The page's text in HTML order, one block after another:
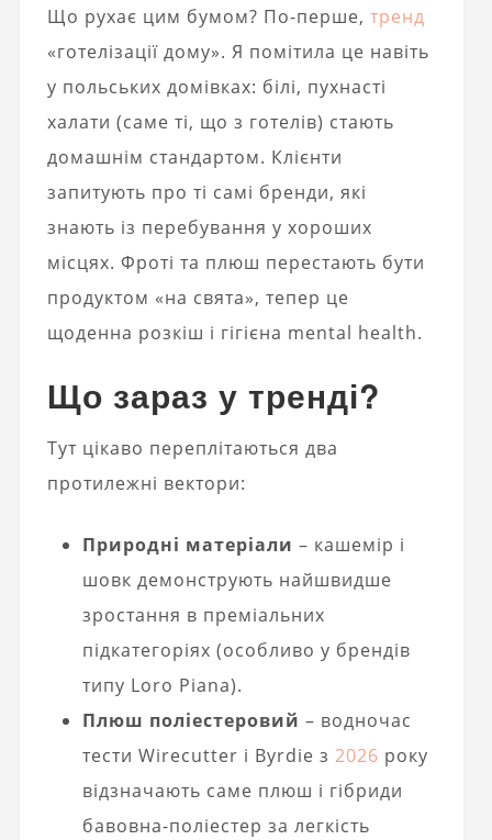
Що рухає цим бумом? По-перше, тренд
«готелізації дому». Я помітила це навіть
у польських домівках: білі, пухнасті
халати (саме ті, що з готелів) стають
домашнім стандартом. Клієнти
запитують про ті самі бренди, які
знають із перебування у хороших
місцях. Фроті та плюш перестають бути
продуктом «на свята», тепер це
щоденна розкіш і гігієна mental health.
Що зараз у тренді?
Тут цікаво переплітаються два
протилежні вектори:
Природні матеріали – кашемір і
шовк демонструють найшвидше
зростання в преміальних
підкатегоріях (особливо у брендів
типу Loro Piana).
Плюш поліестеровий – водночас
тести Wirecutter і Byrdie з 2026 року
відзначають саме плюш і гібриди
бавовна-поліестер за легкість